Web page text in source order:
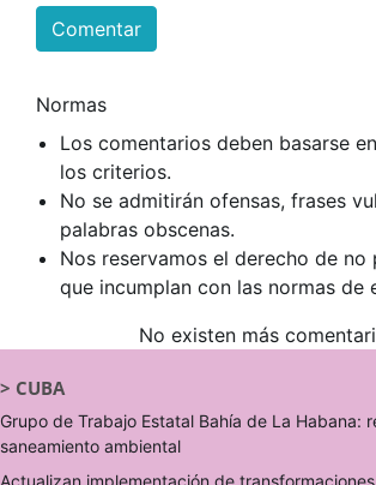
Comentar
Normas
Los comentarios deben basarse
los criterios.
No se admitirán ofensas, frases
palabras obscenas.
Nos reservamos el derecho de no
que incumplan con las normas de
No existen más
> CUBA
Grupo de Trabajo Estatal Bahía de La Habana:
saneamiento ambiental